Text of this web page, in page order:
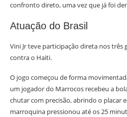
confronto direto, uma vez que já foi
Atuação do Brasil
Vini Jr teve participação direta nos três
contra o Haiti.
O jogo começou de forma
um jogador do Marrocos recebeu a
chutar com precisão, abrindo o placar
marroquina pressionou até os 25